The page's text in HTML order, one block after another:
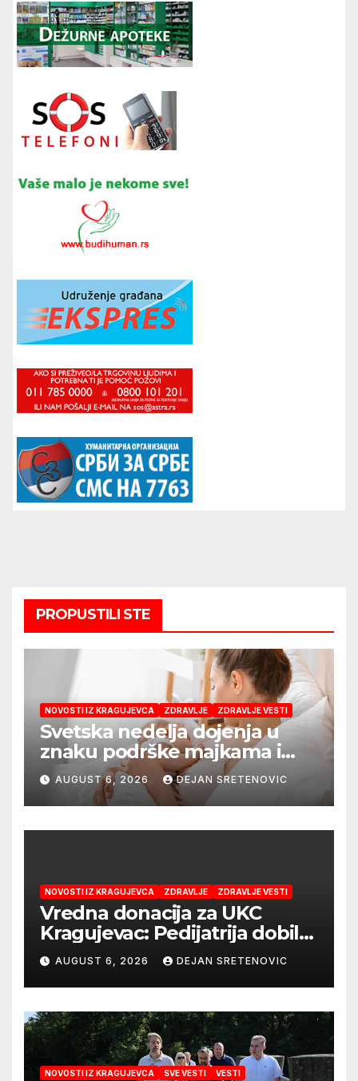
PROPUSTILI STE
NOVOSTI IZ KRAGUJEVCA ZDRAVLJE ZDRAVLJE VESTI
Svetska nedelja dojenja u
znaku podrške majkama i
najboljeg početka života
AUGUST 6, 2026 DEJAN SRETENOVIC
NOVOSTI IZ KRAGUJEVCA ZDRAVLJE ZDRAVLJE VESTI
Vredna donacija za UKC
Kragujevac: Pedijatrija dobila
mobilni rendgen i mikroskop
vredne 9,6 miliona dinara
AUGUST 6, 2026 DEJAN SRETENOVIC
NOVOSTI IZ KRAGUJEVCA SVE VESTI VESTI